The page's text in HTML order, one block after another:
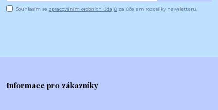
Souhlasím se zpracováním osobních údajů za účelem rozesílky newsletteru.
Informace pro zákazníky